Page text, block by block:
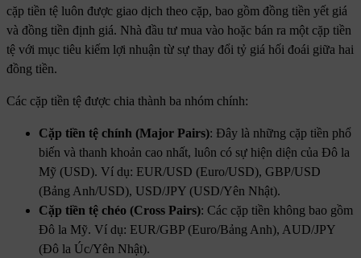
cặp tiền tệ luôn được giao dịch theo cặp, bao gồm đồng tiền yết giá
và đồng tiền định giá. Nhà đầu tư mua vào hoặc bán ra một cặp tiền
tệ với mục tiêu kiếm lợi nhuận từ sự thay đổi tỷ giá hối đoái giữa hai
đồng tiền.
Các cặp tiền tệ được chia thành ba nhóm chính:
Cặp tiền tệ chính (Major Pairs): Đây là những cặp tiền phổ
biến và thanh khoản cao nhất, luôn có sự hiện diện của Đô la
Mỹ (USD). Ví dụ: EUR/USD (Euro/USD), GBP/USD
(Bảng Anh/USD), USD/JPY (USD/Yên Nhật).
Cặp tiền tệ chéo (Cross Pairs): Các cặp tiền không bao gồm
Đô la Mỹ. Ví dụ: EUR/GBP (Euro/Bảng Anh), AUD/JPY
(Đô la Úc/Yên Nhật).